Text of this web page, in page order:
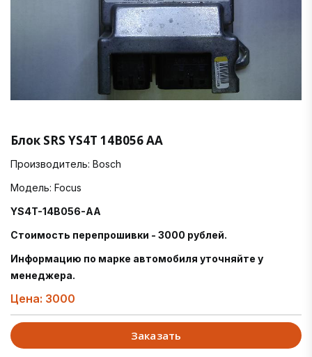
Блок SRS YS4T 14B056 AA
Производитель: Bosch
Модель: Focus
YS4T-14B056-AA
Стоимость перепрошивки - 3000 рублей.
Информацию по марке автомобиля уточняйте у
менеджера.
Цена: 3000
Заказать